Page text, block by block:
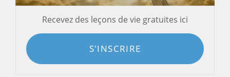
Recevez des leçons de vie gratuites ici
S'INSCRIRE